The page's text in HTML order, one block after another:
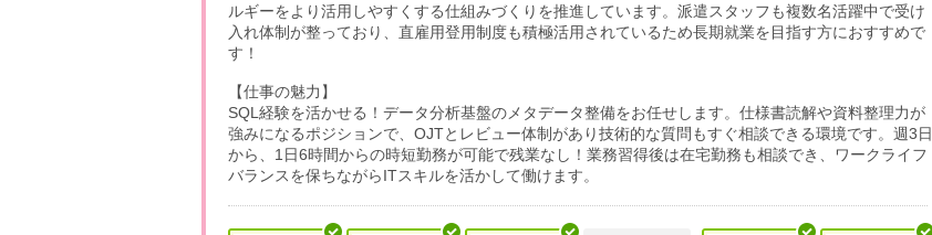
ルギーをより活用しやすくする仕組みづくりを推進しています。派遣スタッフも複数名活躍中で受け
入れ体制が整っており、直雇用登用制度も積極活用されているため長期就業を目指す方におすすめで
す！
【仕事の魅力】
SQL経験を活かせる！データ分析基盤のメタデータ整備をお任せします。仕様書読解や資料整理力が
強みになるポジションで、OJTとレビュー体制があり技術的な質問もすぐ相談できる環境です。週3日
から、1日6時間からの時短勤務が可能で残業なし！業務習得後は在宅勤務も相談でき、ワークライフ
バランスを保ちながらITスキルを活かして働けます。